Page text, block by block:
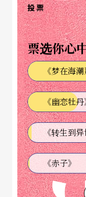
运这把琵琶，都
的「现代日本琵
音史诗。
他首先追溯了日
早从飞鸟、奈良
罗、百济、高丽
尤以雅乐的传入
司）的设立，被
性学员比例相当
制不变，持续流
投票
票选你心
《梦在海潮
《幽恋牡丹
《赤子》